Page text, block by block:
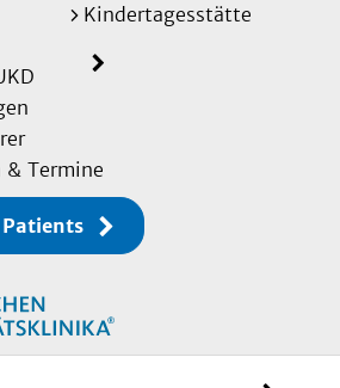
Kindertagesstätte
Termine